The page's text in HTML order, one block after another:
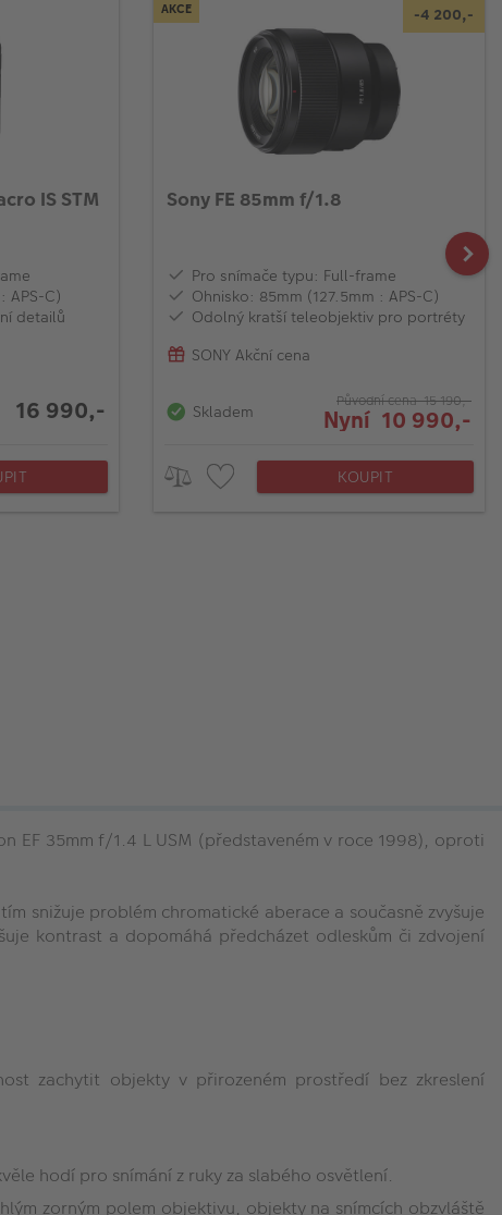
IS STM
APS-C)
detailů
16 990,-
AKCE -4 200,-
Sony FE 85mm f/1.8
Pro snímače typu: Full-frame
Ohnisko: 85mm (127.5mm : APS-C)
Odolný kratší teleobjektiv pro portréty
SONY Akční cena
Skladem Původní cena 15 190,-
Nyní 10 990,-
KOUPIT
EF 35mm f/1.4 L USM (představeném v roce 1998), oproti
snižuje problém chromatické aberace a současně zvyšuje
kontrast a dopomáhá předcházet odleskům či zdvojení
zachytit objekty v přirozeném prostředí bez zkreslení
hodí pro snímání z ruky za slabého osvětlení.
zorným polem objektivu, objekty na snímcích obzvláště